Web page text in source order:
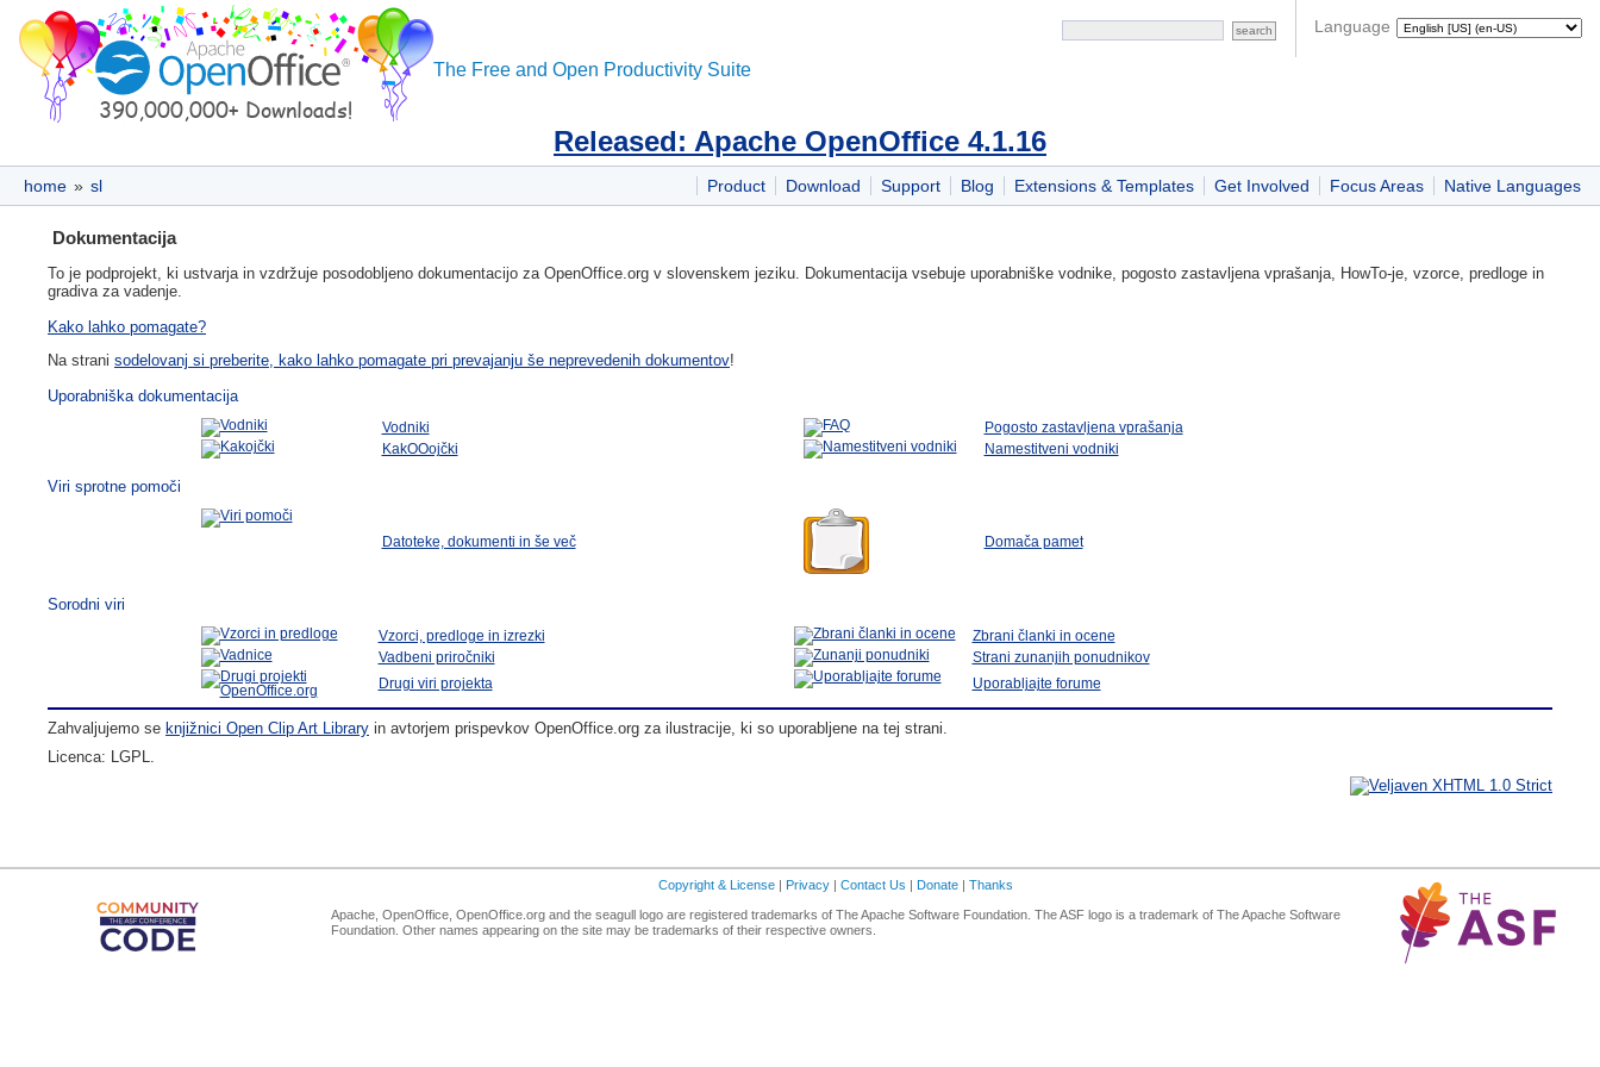
Language
The Free and Open Productivity Suite
Released: Apache OpenOffice 4.1.16
Product Download Support Blog Extensions & Templates Get Involved Focus Areas Native Languages
home » sl
Dokumentacija
To je podprojekt, ki ustvarja in vzdržuje posodobljeno dokumentacijo za OpenOffice.org v slovenskem jeziku. Dokumentacija vsebuje uporabniške vodnike, pogosto zastavljena vprašanja, HowTo-je, vzorce, predloge in
gradiva za vadenje.
Kako lahko pomagate?
Na strani sodelovanj si preberite, kako lahko pomagate pri prevajanju še neprevedenih dokumentov!
Uporabniška dokumentacija
Vodniki
Pogosto zastavljena vprašanja
KakOOojčki
Namestitveni vodniki
Viri sprotne pomoči
Datoteke, dokumenti in še več Domača pamet
Sorodni viri
Vzorci, predloge in izrezki
Zbrani članki in ocene
Vadbeni priročniki
Strani zunanjih ponudnikov
Drugi viri projekta
Uporabljajte forume
Zahvaljujemo se knjižnici Open Clip Art Library in avtorjem prispevkov OpenOffice.org za ilustracije, ki so uporabljene na tej strani.
Licenca: LGPL.
Copyright & License Privacy Contact Us Donate Thanks
Apache, OpenOffice, OpenOffice.org and the seagull logo are registered trademarks of The Apache Software Foundation. The ASF logo is a trademark of The Apache Software
Foundation. Other names appearing on the site may be trademarks of their respective owners.